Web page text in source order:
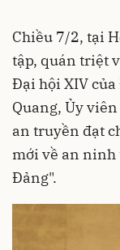
Chiều 7/2, tại
tập, quán triệt
Đại hội XIV
Quang, Ủy
an truyền đạt
mới về an ninh
Đảng".